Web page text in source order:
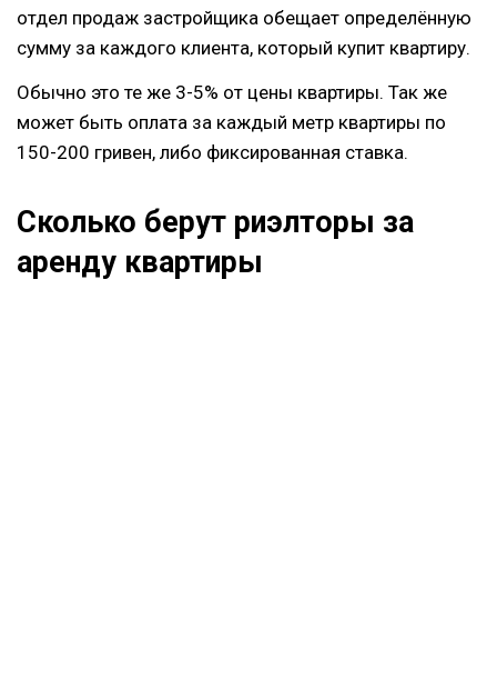
отдел продаж застройщика обещает определённую
сумму за каждого клиента, который купит квартиру.
Обычно это те же 3-5% от цены квартиры. Так же
может быть оплата за каждый метр квартиры по
150-200 гривен, либо фиксированная ставка.
Сколько берут риэлторы за
аренду квартиры